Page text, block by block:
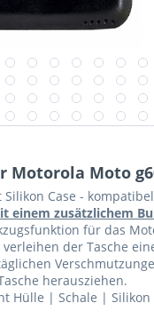
Moto
Case -
einem zusätzlichem
für das
der Tasche
herausziehen.
Hülle | Schale |